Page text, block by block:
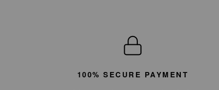
100% SECURE PAYMENT